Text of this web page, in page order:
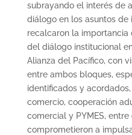
subrayando el interés de
diálogo en los asuntos de
recalcaron la
del diálogo institucional
Alianza del Pacífico, con
entre ambos bloques,
identificados y
comercio, cooperación
comercial y PYMES,
comprometieron a